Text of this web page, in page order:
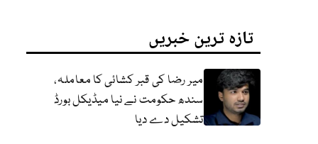
تازہ ترین خبریں
میر رضا کی قبر کشائی کا معاملہ،
سندھ حکومت نے نیا میڈیکل بورڈ
تشکیل دے دیا